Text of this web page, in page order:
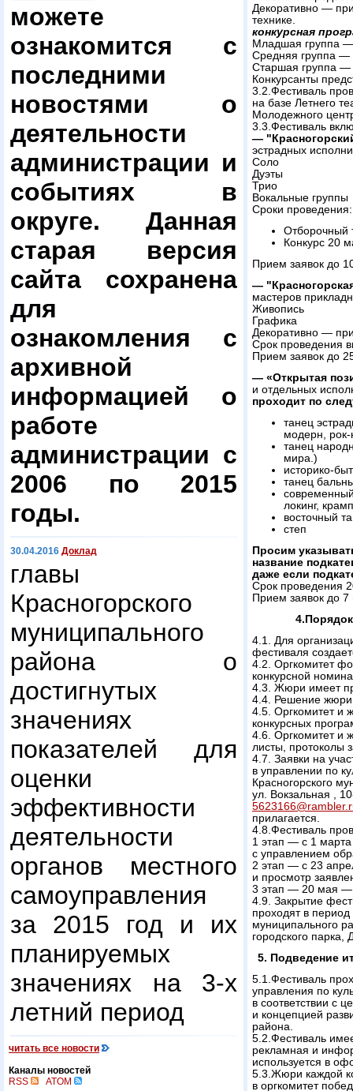
можете
ознакомится с
последними
новостями о
деятельности
администрации и
событиях в
округе. Данная
старая версия
сайта сохранена
для
ознакомления с
архивной
информацией о
работе
администрации с
2006 по 2015
годы.
30.04.2016 Доклад
главы
Красногорского
муниципального
района о
достигнутых
значениях
показателей для
оценки
эффективности
деятельности
органов местного
самоуправления
за 2015 год и их
планируемых
значениях на 3-х
летний период
читать все новости
Каналы новостей
RSS
ATOM
Декоративно —
технике.
конкурсная
Младшая группа
Средняя группа —
Старшая группа —
Конкурсанты
3.2.Фестиваль
на базе Летнего
Молодежного
3.3.Фестиваль
—
эстрадных
Соло
Дуэты
Трио
Вокальные группы
Сроки проведения:
Отборочный
Конкурс 20
Прием заявок до
—
мастеров
Живопись
Графика
Декоративно —
Срок проведения
Прием заявок до
— «Открытая
и отдельных
проходит по
танец
модерн,
танец
мира.)
историко-
танец
локинг,
восточный
степ
Просим
название
даже если
Срок проведения
Прием заявок до
4.1. Для
фестиваля
4.2. Оргкомитет
конкурсной
4.3. Жюри имеет
4.4. Решение жюри
4.5. Оргкомитет и
конкурсных
4.6. Оргкомитет и
листы, протоколы
4.7. Заявки на
в управлении по
Красногорского
ул. Вокзальная ,
прилагается.
4.8.Фестиваль
1 этап — с 1
с управлением
2 этап — с 23
и просмотр
3 этап — 20 мая —
4.9. Закрытие
проходят в
муниципального
городского
5. Подведение
5.1.Фестиваль
управления по
в соответствии с
и концепцией
района.
5.2.Фестиваль
рекламная и
используется в
5.3.Жюри каждой
в оргкомитет